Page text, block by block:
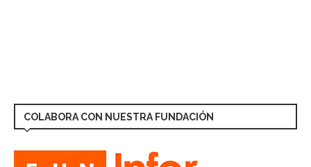
COLABORA CON NUESTRA FUNDACIÓN